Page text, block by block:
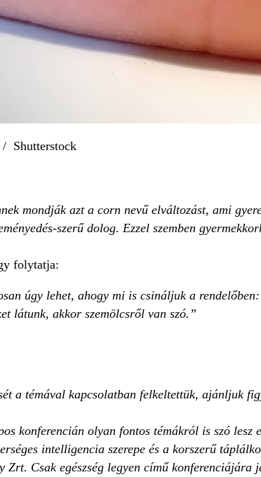
Shutterstock
mondják azt a corn nevű elváltozást, ami
szerű dolog. Ezzel szemben
folytatja:
úgy lehet, ahogy mi is csináljuk a
látunk, akkor szemölcsről van szó.”
a témával kapcsolatban felkeltettük, ajánljuk
konferencián olyan fontos témákról is szó
intelligencia szerepe és a korszerű
Zrt. Csak egészség legyen című konferenciájára